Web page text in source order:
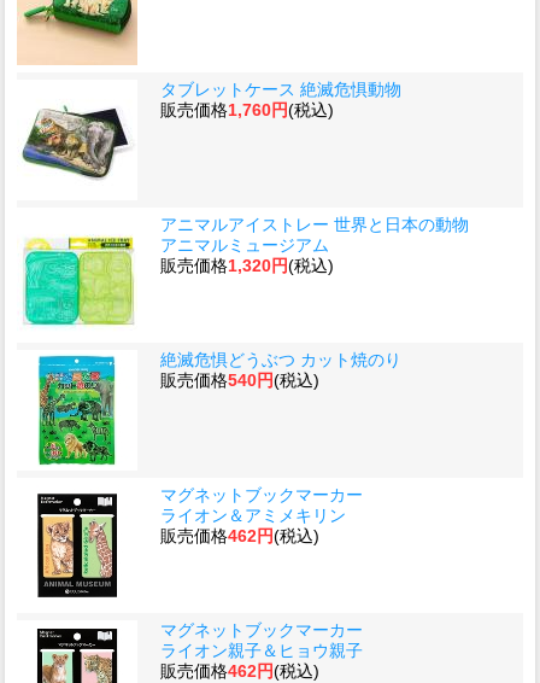
タブレットケース 絶滅危惧動物
販売価格1,760円(税込)
アニマルアイストレー 世界と日本の動物
アニマルミュージアム
販売価格1,320円(税込)
絶滅危惧どうぶつ カット焼のり
販売価格540円(税込)
マグネットブックマーカー
ライオン＆アミメキリン
販売価格462円(税込)
マグネットブックマーカー
ライオン親子＆ヒョウ親子
販売価格462円(税込)